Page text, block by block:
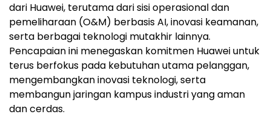
dari Huawei, terutama dari sisi operasional dan
pemeliharaan (O&M) berbasis AI, inovasi keamanan,
serta berbagai teknologi mutakhir lainnya.
Pencapaian ini menegaskan komitmen Huawei untuk
terus berfokus pada kebutuhan utama pelanggan,
mengembangkan inovasi teknologi, serta
membangun jaringan kampus industri yang aman
dan cerdas.